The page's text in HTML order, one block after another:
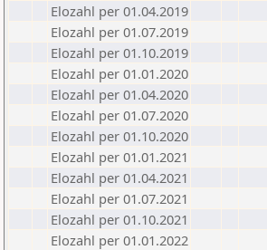
Elozahl per 01.04.2019
Elozahl per 01.07.2019
Elozahl per 01.10.2019
Elozahl per 01.01.2020
Elozahl per 01.04.2020
Elozahl per 01.07.2020
Elozahl per 01.10.2020
Elozahl per 01.01.2021
Elozahl per 01.04.2021
Elozahl per 01.07.2021
Elozahl per 01.10.2021
Elozahl per 01.01.2022